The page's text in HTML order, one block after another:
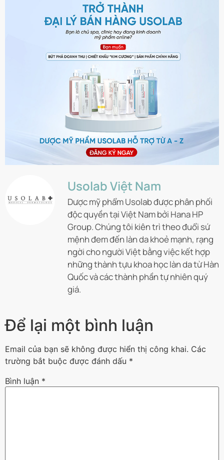
Usolab Việt Nam
Dược mỹ phẩm Usolab được phân phối
độc quyền tại Việt Nam bởi Hana HP
Group. Chúng tôi kiên trì theo đuổi sứ
mệnh đem đến làn da khoẻ mạnh, rạng
ngời cho người Việt bằng việc kết hợp
những thành tựu khoa học làn da từ Hàn
Quốc và các thành phần tự nhiên quý
giá.
Để lại một bình luận
Email của bạn sẽ không được hiển thị công khai. Các
trường bắt buộc được đánh dấu *
Bình luận *